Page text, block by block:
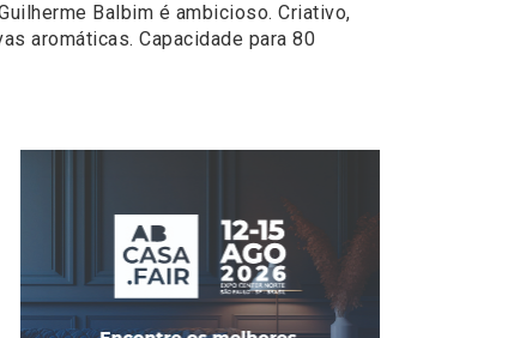
Balbim é ambicioso. Criativo,
aromáticas. Capacidade para 80